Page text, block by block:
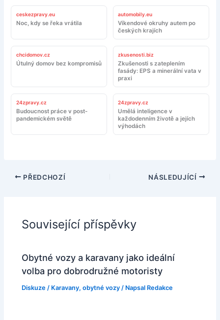
ceskezpravy.eu
Noc, kdy se řeka vrátila
automobily.eu
Víkendové okruhy autem po
českých krajích
chcidomov.cz
Útulný domov bez kompromisů
zkusenosti.biz
Zkušenosti s zateplením
fasády: EPS a minerální vata v
praxi
24zpravy.cz
Budoucnost práce v post-
pandemickém světě
24zpravy.cz
Umělá inteligence v
každodenním životě a jejích
výhodách
PŘEDCHOZÍ NÁSLEDUJÍCÍ
Související příspěvky
Obytné vozy a karavany jako ideální
volba pro dobrodružné motoristy
Diskuze / Karavany, obytné vozy / Napsal Redakce